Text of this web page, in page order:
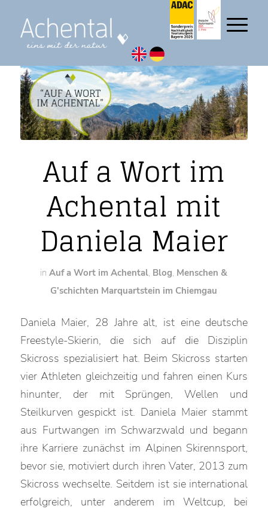
Auf a Wort im
Achental mit
Daniela Maier
inAuf a Wort im Achental, Blog, Menschen &
G'schichten Marquartstein im Chiemgau
Daniela Maier, 28 Jahre alt, ist eine deutsche
Freestyle-Skierin, die sich auf die Disziplin
Skicross spezialisiert hat. Beim Skicross starten
vier Athleten gleichzeitig und fahren einen Kurs
hinunter, der mit Sprüngen, Wellen und
Steilkurven gespickt ist. Daniela Maier stammt
aus Furtwangen im Schwarzwald und begann
ihre Karriere zunächst im Alpinen Skirennsport,
bevor sie, motiviert durch ihren Vater, 2013 zum
Skicross wechselte. Seitdem ist sie international
erfolgreich, unter anderem im Weltcup, bei